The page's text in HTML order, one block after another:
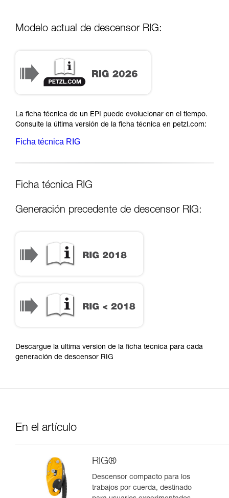
Modelo actual de descensor RIG:
La ficha técnica de un EPI puede evolucionar en el tiempo.
Consulte la última versión de la ficha técnica en petzl.com:
Ficha técnica RIG
Ficha técnica RIG
Generación precedente de descensor RIG:
Descargue la última versión de la ficha técnica para cada
generación de descensor RIG
En el artículo
RIG®
Descensor compacto para los
trabajos por cuerda, destinado